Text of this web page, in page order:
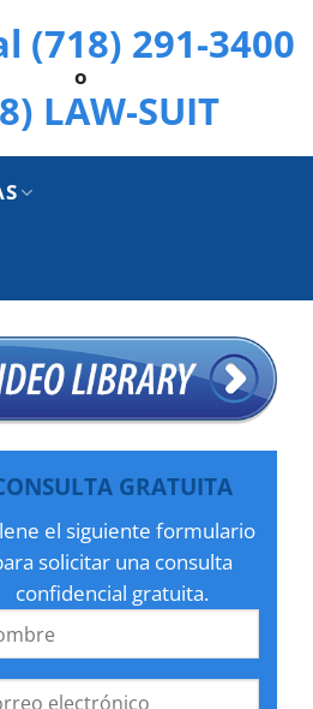
(718) 291-3400
o
LAW-SUIT
GRATUITA
el siguiente formulario
solicitar una consulta
confidencial gratuita.